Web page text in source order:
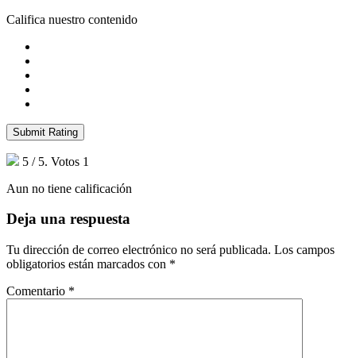
Califica nuestro contenido
Submit Rating
5 / 5. Votos 1
Aun no tiene calificación
Deja una respuesta
Tu dirección de correo electrónico no será publicada. Los campos
obligatorios están marcados con *
Comentario *